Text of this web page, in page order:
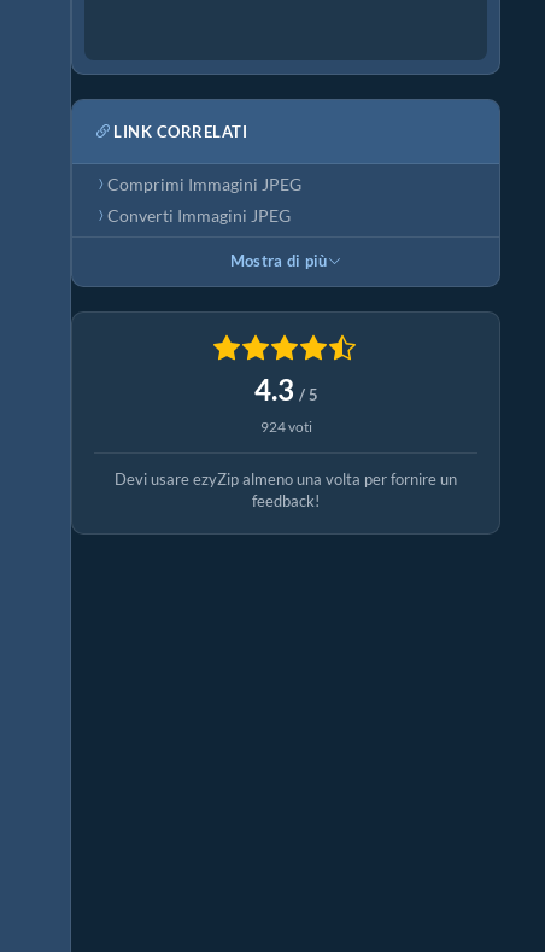
LINK CORRELATI
Comprimi Immagini JPEG
Converti Immagini JPEG
Mostra di più
4.3 / 5
924 voti
Devi usare ezyZip almeno una volta per fornire un
feedback!